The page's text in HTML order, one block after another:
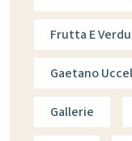
Frutta E
Gaetano
Gallerie